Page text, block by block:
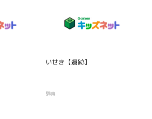
いせき【遺跡】
辞典